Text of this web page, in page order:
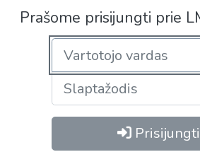
Prašome prisijungti prie
Prisijungti